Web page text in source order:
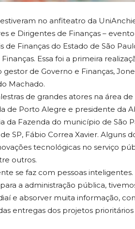
no anfiteatro da
e Dirigentes de Finanças –
de Finanças do Estado de São
Essa foi a primeira
de Governo e Finanças,
Machado.
de grandes atores na área
de Porto Alegre e presidente da
da Fazenda do município de São
SP, Fábio Correa Xavier. Alguns
tecnológicas no serviço
outros.
se faz com pessoas
a administração pública,
e absorver muita informação,
entregas dos projetos